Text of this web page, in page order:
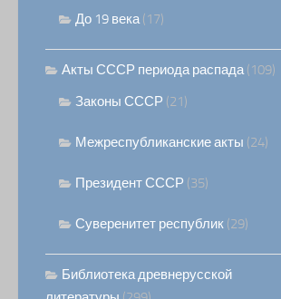
До 19 века(17)
Акты СССР периода распада(109)
Законы СССР (21)
Межреспубликанские акты (24)
Президент СССР (35)
Суверенитет республик (29)
Библиотека древнерусской